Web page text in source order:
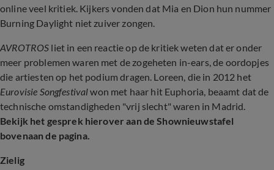
online veel kritiek. Kijkers vonden dat Mia en Dion hun nummer
Burning Daylight niet zuiver zongen.
AVROTROS liet in een reactie op de kritiek weten dat er onder
meer problemen waren met de zogeheten in-ears, de oordopjes
die artiesten op het podium dragen. Loreen, die in 2012 het
Eurovisie Songfestivalwon met haar hit Euphoria, beaamt dat de
technische omstandigheden "vrij slecht" waren in Madrid.
Bekijk het gesprek hierover aan de Shownieuwstafel
bovenaan de pagina.
Zielig